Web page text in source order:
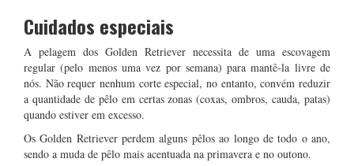
Cuidados especiais
A pelagem dos Golden Retriever necessita de uma escovagem
regular (pelo menos uma vez por semana) para mantê-la livre de
nós. Não requer nenhum corte especial, no entanto, convém reduzir
a quantidade de pêlo em certas zonas (coxas, ombros, cauda, patas)
quando estiver em excesso.
Os Golden Retriever perdem alguns pêlos ao longo de todo o ano,
sendo a muda de pêlo mais acentuada na primavera e no outono.